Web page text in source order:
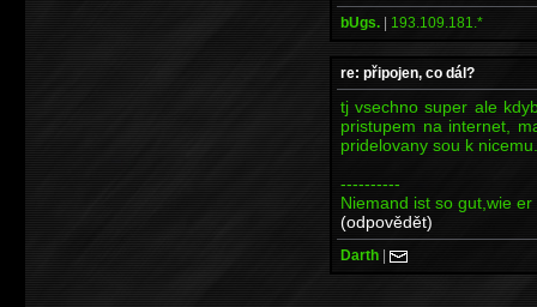
bUgs. | 193.109.181.*
re: připojen, co dál?
tj vsechno super ale
pristupem na internet,
pridelovany sou k
----------
Niemand ist so gut,wie
(odpovědět)
Darth |